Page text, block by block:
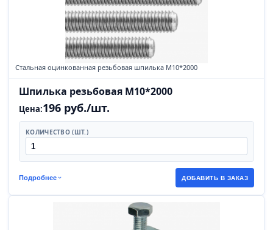
Стальная оцинкованная резьбовая шпилька М10*2000
Шпилька резьбовая М10*2000
Цена:196 руб./шт.
КОЛИЧЕСТВО (ШТ.)
Подробнее ДОБАВИТЬ В ЗАКАЗ